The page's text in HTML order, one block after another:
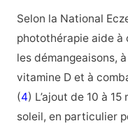
Selon la National
photothérapie aide à
les démangeaisons,
vitamine D et à
(4) L’ajout de 10 à
soleil, en particulier